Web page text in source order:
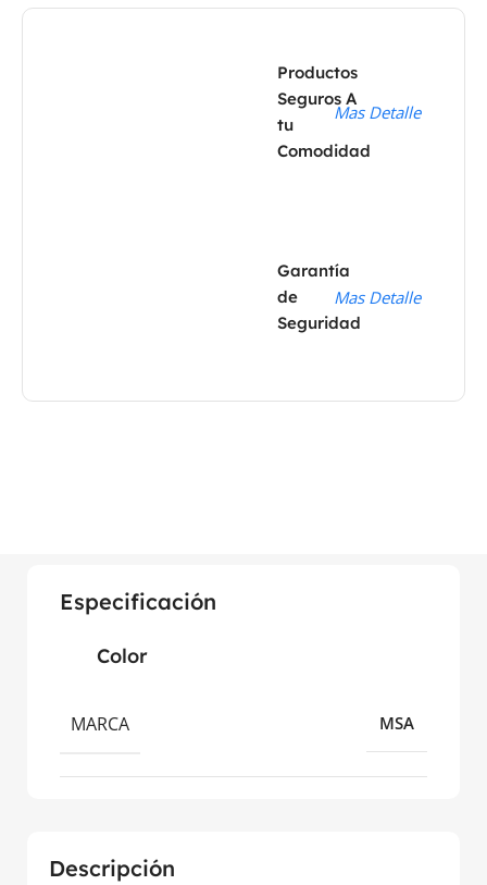
Productos
Seguros A
tu
Comodidad
Mas Detalle
Garantía
de
Seguridad
Mas Detalle
Descripción
Especificación
Color
MARCA MSA